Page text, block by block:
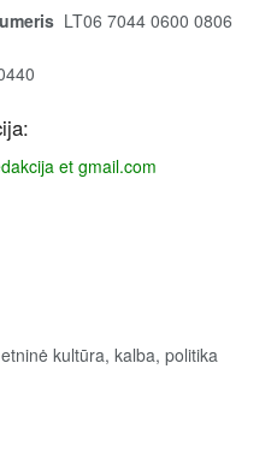
LT06 7044 0600 0806
et gmail.com
kultūra, kalba, politika